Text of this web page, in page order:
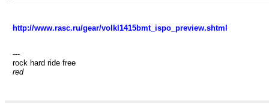
http://www.rasc.ru/gear/volkl1415bmt_ispo_preview.shtml
---
rock hard ride free
red